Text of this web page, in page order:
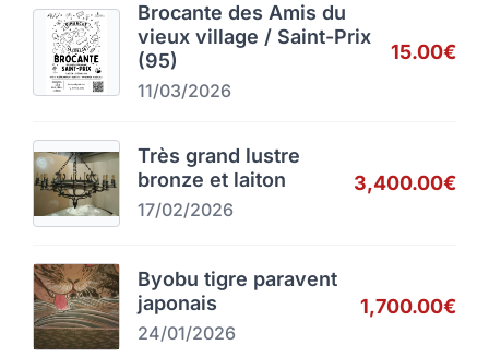
Brocante des Amis du
vieux village / Saint-Prix
(95)
11/03/2026
15.00€
Très grand lustre
bronze et laiton
17/02/2026
3,400.00€
Byobu tigre paravent
japonais
24/01/2026
1,700.00€